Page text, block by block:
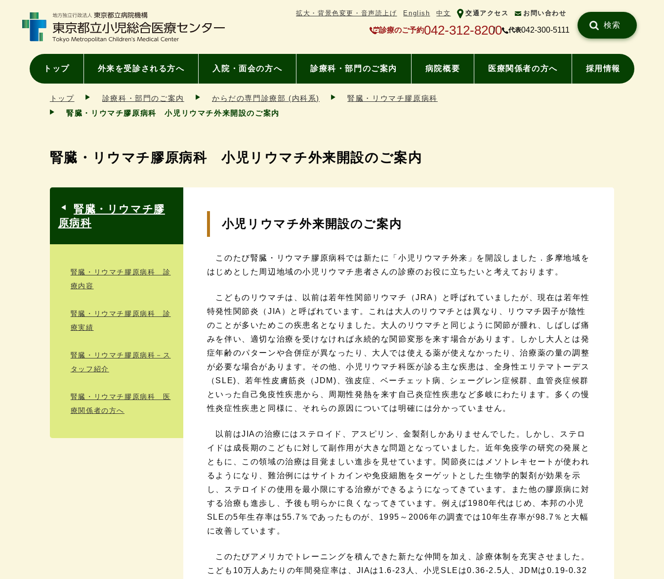
拡大・背景色変更・音声読上げ English 中文 交通アクセス お問い合わせ
診療のご予約042-312-8200 代表042-300-5111
検索
トップ 外来を受診される方へ 入院・面会の方へ 診療科・部門のご案内 病院概要 医療関係者の方へ 採用情報
トップ 診療科・部門のご案内 からだの専門診療部 (内科系)
腎臓・リウマチ膠原病科
腎臓・リウマチ膠原病科 小児リウマチ外来開設のご案内
腎臓・リウマチ膠原病科 小児リウマチ外来開設のご案内
小児リウマチ外来開設のご案内
このたび腎臓・リウマチ膠原病科では新たに「小児リウマチ外来」を開設しました．多摩地域を
はじめとした周辺地域の小児リウマチ患者さんの診療のお役に立ちたいと考えております。
こどものリウマチは、以前は若年性関節リウマチ（JRA）と呼ばれていましたが、現在は若年性
特発性関節炎（JIA）と呼ばれています。これは大人のリウマチとは異なり、リウマチ因子が陰性
のことが多いためこの疾患名となりました。大人のリウマチと同じように関節が腫れ、しばしば痛
みを伴い、適切な治療を受けなければ永続的な関節変形を来す場合があります。しかし大人とは発
症年齢のパターンや合併症が異なったり、大人では使える薬が使えなかったり、治療薬の量の調整
が必要な場合があります。その他、小児リウマチ科医が診る主な疾患は、全身性エリテマトーデス
（SLE)、若年性皮膚筋炎（JDM)、強皮症、ベーチェット病、シェーグレン症候群、血管炎症候群
といった自己免疫性疾患から、周期性発熱を来す自己炎症性疾患など多岐にわたります。多くの慢
性炎症性疾患と同様に、それらの原因については明確には分かっていません。
以前はJIAの治療にはステロイド、アスピリン、金製剤しかありませんでした。しかし、ステロ
イドは成長期のこどもに対して副作用が大きな問題となっていました。近年免疫学の研究の発展と
ともに、この領域の治療は目覚ましい進歩を見せています。関節炎にはメソトレキセートが使われ
るようになり、難治例にはサイトカインや免疫細胞をターゲットとした生物学的製剤が効果を示
し、ステロイドの使用を最小限にする治療ができるようになってきています。また他の膠原病に対
する治療も進歩し、予後も明らかに良くなってきています。例えば1980年代はじめ、本邦の小児
SLEの5年生存率は55.7％であったものが、1995～2006年の調査では10年生存率が98.7％と大幅
に改善しています。
このたびアメリカでトレーニングを積んできた新たな仲間を加え、診療体制を充実させました。
こども10万人あたりの年間発症率は、JIAは1.6-23人、小児SLEは0.36-2.5人、JDMは0.19-0.32
腎臓・リウマチ膠
原病科
腎臓・リウマチ膠原病科 診
療内容
腎臓・リウマチ膠原病科 診
療実績
腎臓・リウマチ膠原病科－ス
タッフ紹介
腎臓・リウマチ膠原病科 医
療関係者の方へ